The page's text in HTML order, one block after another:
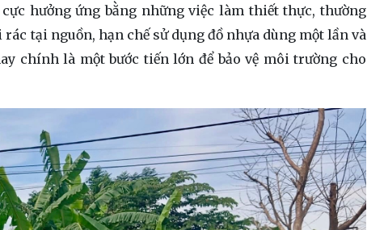
hưởng ứng bằng những việc làm thiết thực, thường
tại nguồn, hạn chế sử dụng đồ nhựa dùng một lần và
chính là một bước tiến lớn để bảo vệ môi trường cho